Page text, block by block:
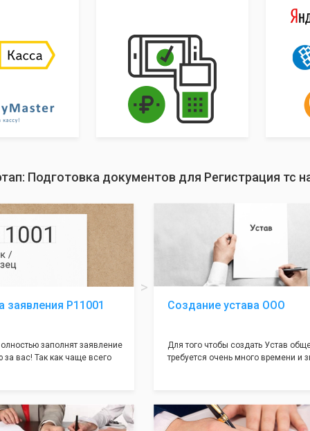
Подготовка документов для Регистрация тс
заявления Р11001
заполнят заявление
за вас! Так как чаще всего
- наши юристы с
работы возьмут всё
Создание устава ООО
Для того чтобы создать Устав
требуется очень много времени и
Наша компания предоставит вам
уникальный Устав Общества,